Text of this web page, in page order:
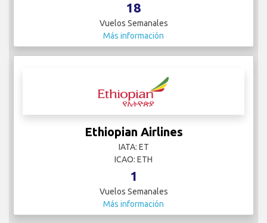
18
Vuelos Semanales
Más información
Ethiopian Airlines
IATA: ET
ICAO: ETH
1
Vuelos Semanales
Más información